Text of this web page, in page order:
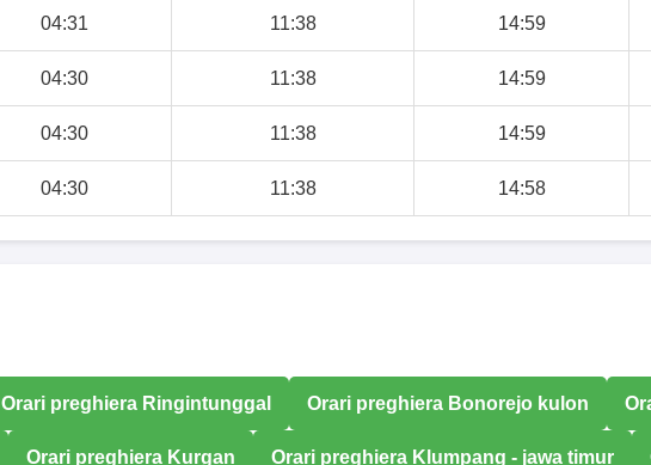
04:31 11:38 14:59
04:30 11:38 14:59
04:30 11:38 14:59
04:30 11:38 14:58
Orari preghiera Ringintunggal Orari preghiera Bonorejo kulon
Orari preghiera Kurgan Orari preghiera Klumpang - jawa timur